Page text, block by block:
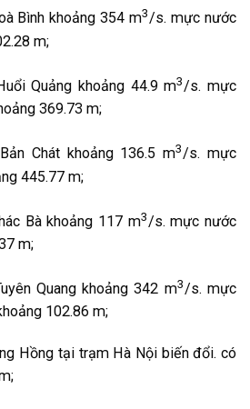
Bình khoảng 354 m3/s. mực nước
m;
Quảng khoảng 44.9 m3/s. mực
369.73 m;
Chát khoảng 136.5 m3/s. mực
445.77 m;
Bà khoảng 117 m3/s. mực nước
m;
Quang khoảng 342 m3/s. mực
102.86 m;
Hồng tại trạm Hà Nội biến đổi. có